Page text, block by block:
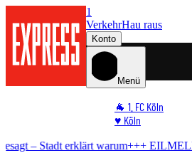
1
VerkehrHau raus
Konto
Menü
🐐 1. FC Köln
♥️ Köln
🏆 Sport
warum+++ EILMELDUNG +++